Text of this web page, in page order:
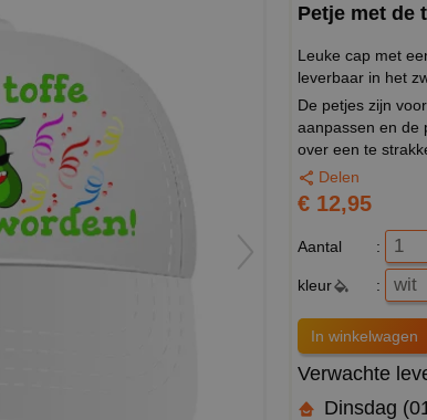
Petje met de
Leuke cap met
leverbaar in het
De petjes zijn
aanpassen en de
over een te
Delen
€ 12,95
Aantal :
kleur :
Verwachte
Dinsdag